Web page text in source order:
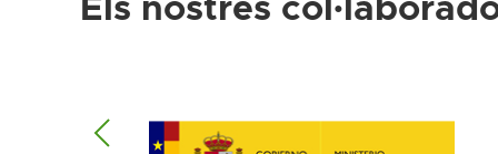
Els nostres